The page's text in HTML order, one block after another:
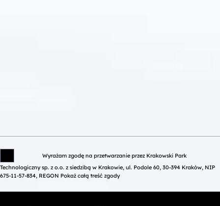
Wyrażam zgodę na przetwarzanie przez Krakowski Park
Technologiczny sp. z o.o. z siedzibą w Krakowie, ul. Podole 60, 30-394 Kraków, NIP
675-11-57-834, REGON Pokaż całą treść zgody